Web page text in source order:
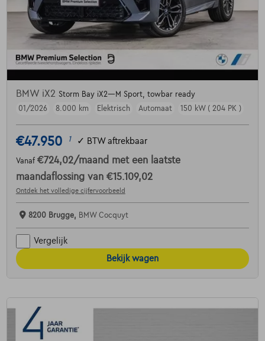
BMW iX2 Storm Bay iX2—M Sport, towbar ready
01/2026
8.000 km Elektrisch Automaat 150 kW ( 204 PK )
€47.950 1 ✓ BTW aftrekbaar
Vanaf €724,02/maand met een laatste
maandaflossing van €15.109,02
Ontdek het volledige cijfervoorbeeld
8200 Brugge, BMW Cocquyt
Vergelijk
Bekijk wagen